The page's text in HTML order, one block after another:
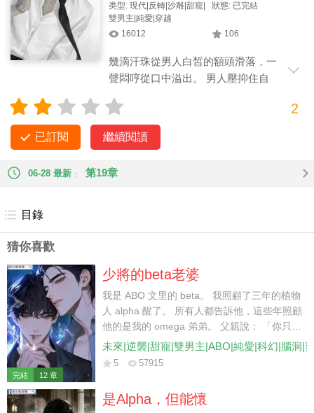
类型: 現代|反轉|沙雕|甜寵|
雙男主|純愛|穿越
狀態: 已完結
16012 106
幾滴汗珠從男人白皙的額頭滑落，一
聲悶哼從口中溢出。 男人壓抑住自
自己變得清醒。 該死。 剛剛喝的那杯紅酒...... 他叫蕭張，是蕭
氏集團的現任總裁，富可敵國，霸道囂張！ 今晚參加一個商業
宴會，一個小公司的經理向他敬酒...... 蕭張冷哼一笑，接下來是
被抬到了床上，放在自己身邊。 呵。果然。
2
已訂閱 繼續閱讀
06-28 最新 第19章
目錄
猜你喜歡
完結 12 章
少將的beta老婆
我是 ABO 文里的 beta。 我照顧了三年的植物
人 alpha 醒了。 所有人都告訴他，這些年照顧
他的是我的 omega 弟弟。 父親說： 「你只是
個 beta，他是帝國最有前途的少將，你跟他沒
結果的，還不如讓你弟弟頂替你與他聯姻。」
未來|逆襲|甜寵|雙男主|ABO|純愛|科幻|腦洞|
5 57915
是Alpha，但能懷